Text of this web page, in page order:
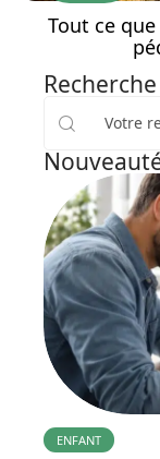
Tout ce
Recherche
ENFANT